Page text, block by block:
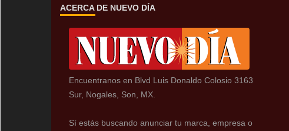
ACERCA DE NUEVO DÍA
Encuentranos en Blvd Luis Donaldo Colosio 3163
Sur, Nogales, Son, MX.
Sí estás buscando anunciar tu marca, empresa o